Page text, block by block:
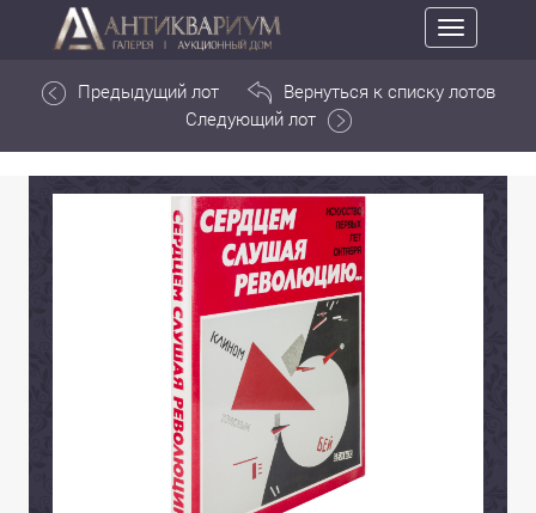
Toggle
navigation
Предыдущий лот
Вернуться к списку лотов
Следующий лот